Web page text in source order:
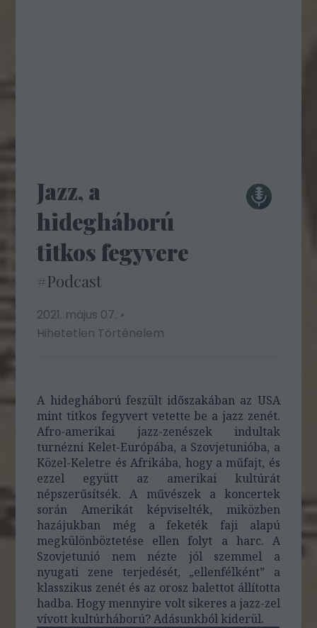
Jazz, a
hidegháború
titkos fegyvere
#Podcast
2021. május 07.
Hihetetlen Történelem
A hidegháború feszült időszakában az USA
mint titkos fegyvert vetette be a jazz zenét.
Afro-amerikai jazz-zenészek indultak
turnézni Kelet-Európába, a Szovjetunióba, a
Közel-Keletre és Afrikába, hogy a műfajt, és
ezzel együtt az amerikai kultúrát
népszerűsítsék. A művészek a koncertek
során Amerikát képviselték, miközben
hazájukban még a feketék faji alapú
megkülönböztetése ellen folyt a harc. A
Szovjetunió nem nézte jól szemmel a
nyugati zene terjedését, „ellenfélként” a
klasszikus zenét és az orosz balettot állította
hadba. Hogy mennyire volt sikeres a jazz-zel
vívott kultúrháború? Adásunkból kiderül.